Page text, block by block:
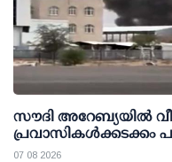
സൗദി അറേബ്യയില്‍
പ്രവാസികള്‍ക്കടക്കം
07 08 2026